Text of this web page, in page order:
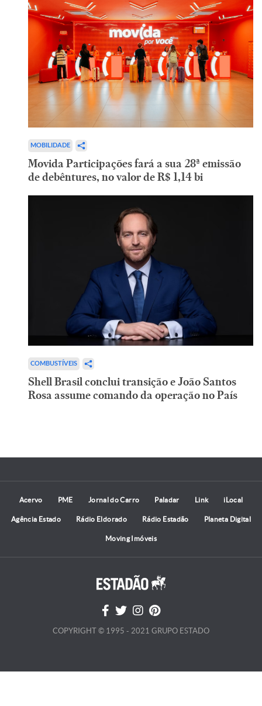
MOBILIDADE
Movida Participações fará a sua 28ª emissão
de debêntures, no valor de R$ 1,14 bi
COMBUSTÍVEIS
Shell Brasil conclui transição e João Santos
Rosa assume comando da operação no País
Acervo PME Jornal do Carro Paladar Link iLocal
Agência Estado Rádio Eldorado Rádio Estadão Planeta Digital
Moving Imóveis
COPYRIGHT © 1995 - 2021 GRUPO ESTADO